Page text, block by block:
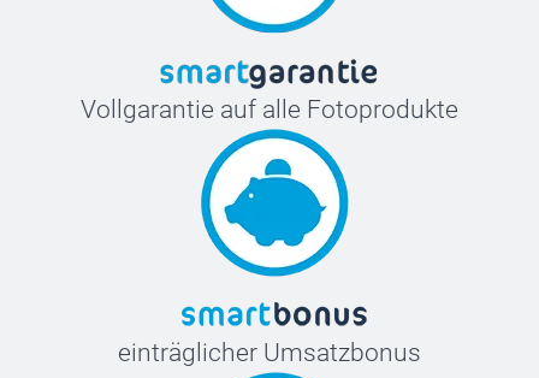
Vollgarantie auf alle Fotoprodukte
einträglicher Umsatzbonus